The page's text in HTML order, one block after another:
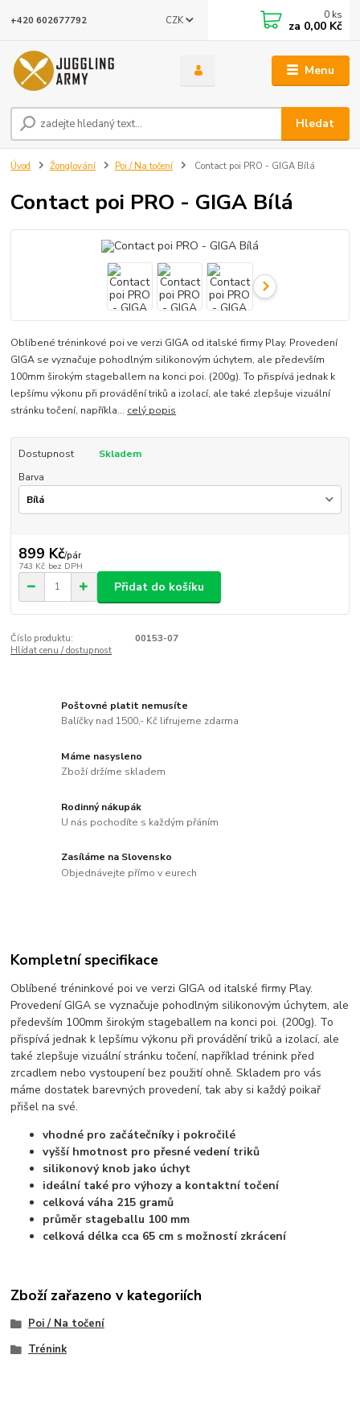
Menu
CZK
Hledat
+420 602677792 0 ks
za 0,00 Kč
Úvod Žonglování Poi / Na točení Contact poi PRO - GIGA Bílá
Contact poi PRO - GIGA Bílá
Oblíbené tréninkové poi ve verzi GIGA od italské firmy Play. Provedení
GIGA se vyznačuje pohodlným silikonovým úchytem, ale především
100mm širokým stageballem na konci poi. (200g). To přispívá jednak k
lepšímu výkonu při provádění triků a izolací, ale také zlepšuje vizuální
stránku točení, napříkla... celý popis
Dostupnost
Skladem
Barva
899 Kč/pár
743 Kč bez DPH
Přidat do košíku
Číslo produktu:
00153-07
Hlídat cenu / dostupnost
Poštovné platit nemusíte
Balíčky nad 1500,- Kč lifrujeme zdarma
Máme nasysleno
Zboží držíme skladem
Rodinný nákupák
U nás pochodíte s každým přáním
Zasíláme na Slovensko
Objednávejte přímo v eurech
Kompletní specifikace
Oblíbené tréninkové poi ve verzi GIGA od italské firmy Play.
Provedení GIGA se vyznačuje pohodlným silikonovým úchytem, ale
především 100mm širokým stageballem na konci poi. (200g). To
přispívá jednak k lepšímu výkonu při provádění triků a izolací, ale
také zlepšuje vizuální stránku točení, například trénink před
zrcadlem nebo vystoupení bez použití ohně. Skladem pro vás
máme dostatek barevných provedení, tak aby si každý poikař
přišel na své.
vhodné pro začátečníky i pokročilé
vyšší hmotnost pro přesné vedení triků
silikonový knob jako úchyt
ideální také pro výhozy a kontaktní točení
celková váha 215 gramů
průměr stageballu 100 mm
celková délka cca 65 cm s možností zkrácení
Zboží zařazeno v kategoriích
Poi / Na točení
Trénink